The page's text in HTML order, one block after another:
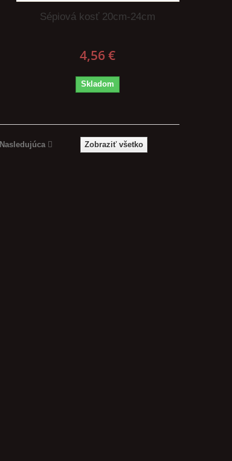
Sépiová kosť 20cm-24cm
4,56 €
Skladom
Zobraziť všetko
Nasledujúca